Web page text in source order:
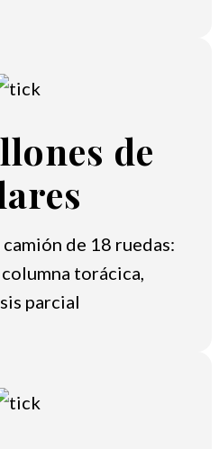
de
de 18 ruedas:
torácica,
parcial